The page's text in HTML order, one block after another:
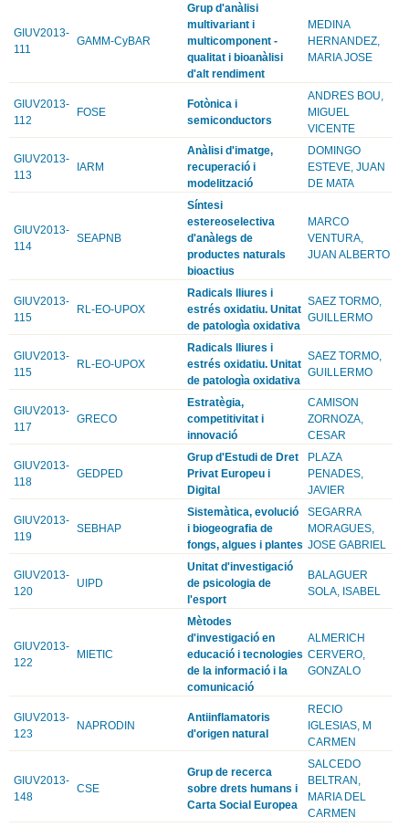
GIUV2013-
111
GAMM-CyBAR
Grup d'anàlisi
multivariant i
multicomponent -
qualitat i bioanàlisi
d'alt rendiment
MEDINA
HERNANDEZ,
MARIA JOSE
GIUV2013-
112
FOSE
Fotònica i
semiconductors
ANDRES BOU,
MIGUEL
VICENTE
GIUV2013-
113
IARM
Anàlisi d'imatge,
recuperació i
modelització
DOMINGO
ESTEVE, JUAN
DE MATA
GIUV2013-
114
SEAPNB
Síntesi
estereoselectiva
d'anàlegs de
productes naturals
bioactius
MARCO
VENTURA,
JUAN ALBERTO
GIUV2013-
115
RL-EO-UPOX
Radicals lliures i
estrés oxidatiu. Unitat
de patologìa oxidativa
SAEZ TORMO,
GUILLERMO
GIUV2013-
115
RL-EO-UPOX
Radicals lliures i
estrés oxidatiu. Unitat
de patologìa oxidativa
SAEZ TORMO,
GUILLERMO
GIUV2013-
117
GRECO
Estratègia,
competitivitat i
innovació
CAMISON
ZORNOZA,
CESAR
GIUV2013-
118
GEDPED
Grup d'Estudi de Dret
Privat Europeu i
Digital
PLAZA
PENADES,
JAVIER
GIUV2013-
119
SEBHAP
Sistemàtica, evolució
i biogeografia de
fongs, algues i plantes
SEGARRA
MORAGUES,
JOSE GABRIEL
GIUV2013-
120
UIPD
Unitat d'investigació
de psicologia de
l'esport
BALAGUER
SOLA, ISABEL
GIUV2013-
122
MIETIC
Mètodes
d'investigació en
educació i tecnologies
de la informació i la
comunicació
ALMERICH
CERVERO,
GONZALO
GIUV2013-
123
NAPRODIN
Antiinflamatoris
d'origen natural
RECIO
IGLESIAS, M
CARMEN
GIUV2013-
148
CSE
Grup de recerca
sobre drets humans i
Carta Social Europea
SALCEDO
BELTRAN,
MARIA DEL
CARMEN